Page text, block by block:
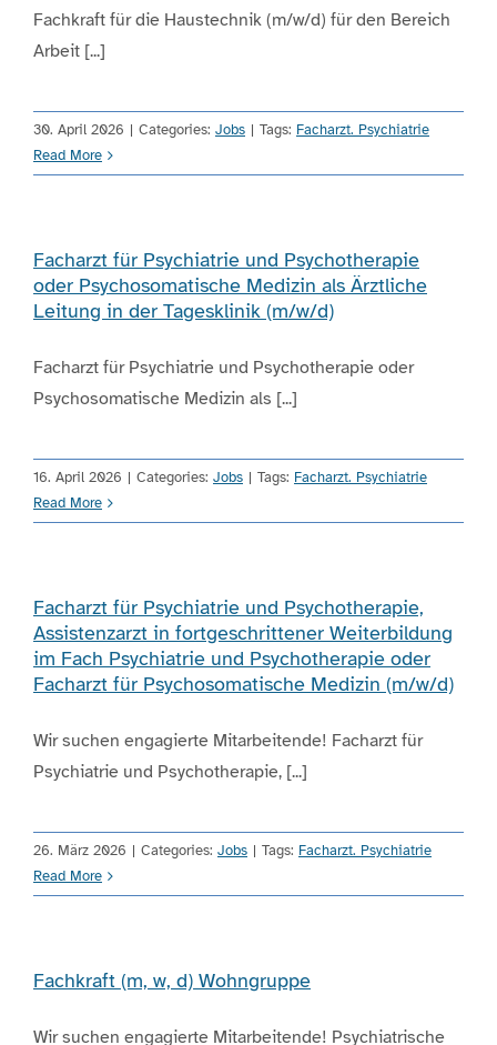
Fachkraft für die Haustechnik (m/w/d) für den Bereich
Arbeit [...]
30. April 2026 | Categories: Jobs | Tags: Facharzt. Psychiatrie
Read More
Facharzt für Psychiatrie und Psychotherapie
oder Psychosomatische Medizin als Ärztliche
Leitung in der Tagesklinik (m/w/d)
Facharzt für Psychiatrie und Psychotherapie oder
Psychosomatische Medizin als [...]
16. April 2026 | Categories: Jobs | Tags: Facharzt. Psychiatrie
Read More
Facharzt für Psychiatrie und Psychotherapie,
Assistenzarzt in fortgeschrittener Weiterbildung
im Fach Psychiatrie und Psychotherapie oder
Facharzt für Psychosomatische Medizin (m/w/d)
Wir suchen engagierte Mitarbeitende! Facharzt für
Psychiatrie und Psychotherapie, [...]
26. März 2026 | Categories: Jobs | Tags: Facharzt. Psychiatrie
Read More
Fachkraft (m, w, d) Wohngruppe
Wir suchen engagierte Mitarbeitende! Psychiatrische